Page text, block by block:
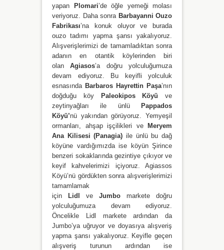
yapan Plomari’de öğle yemeği molası
veriyoruz. Daha sonra Barbayanni Ouzo
Fabrikası’na konuk oluyor ve burada
ouzo tadımı yapma şansı yakalıyoruz.
Alışverişlerimizi de tamamladıktan sonra
adanın en otantik köylerinden biri
olanAgiasos’a doğru yolculuğumuza
devam ediyoruz. Bu keyifli yolculuk
esnasında Barbaros Hayrettin Paşa’nın
doğduğu köy Paleokipos Köyü ve
zeytinyağları ile ünlü Pappados
Köyü’nü yakından görüyoruz. Yemyeşil
ormanları, ahşap işçilikleri ve Meryem
Ana Kilisesi (Panagia) ile ünlü bu dağ
köyüne vardığımızda ise köyün Şirince
benzeri sokaklarında gezintiye çıkıyor ve
keyif kahvelerimizi içiyoruz. Agiassos
Köyü’nü gördükten sonra alışverişlerimizi
tamamlamak
için Lidl ve Jumbo markete doğru
yolculuğumuza devam ediyoruz.
Öncelikle Lidl markete ardından da
Jumbo’ya uğruyor ve doyasıya alışveriş
yapma şansı yakalıyoruz. Keyifle geçen
alışveriş turunun ardından ise